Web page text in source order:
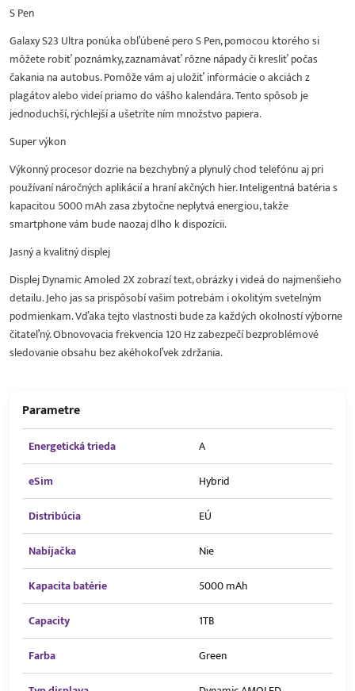
S Pen
Galaxy S23 Ultra ponúka obľúbené pero S Pen, pomocou ktorého si
môžete robiť poznámky, zaznamávať rôzne nápady či kresliť počas
čakania na autobus. Pomôže vám aj uložiť informácie o akciách z
plagátov alebo videí priamo do vášho kalendára. Tento spôsob je
jednoduchší, rýchlejší a ušetríte ním množstvo papiera.
Super výkon
Výkonný procesor dozrie na bezchybný a plynulý chod telefónu aj pri
používaní náročných aplikácií a hraní akčných hier. Inteligentná batéria s
kapacitou 5000 mAh zasa zbytočne neplytvá energiou, takže
smartphone vám bude naozaj dlho k dispozícii.
Jasný a kvalitný displej
Displej Dynamic Amoled 2X zobrazí text, obrázky i videá do najmenšieho
detailu. Jeho jas sa prispôsobí vašim potrebám i okolitým svetelným
podmienkam. Vďaka tejto vlastnosti bude za každých okolností výborne
čitateľný. Obnovovacia frekvencia 120 Hz zabezpečí bezproblémové
sledovanie obsahu bez akéhokoľvek zdržania.
Parametre
Energetická trieda
A
eSim
Hybrid
Distribúcia
EÚ
Nabíjačka
Nie
Kapacita batérie
5000 mAh
Capacity
1TB
Farba
Green